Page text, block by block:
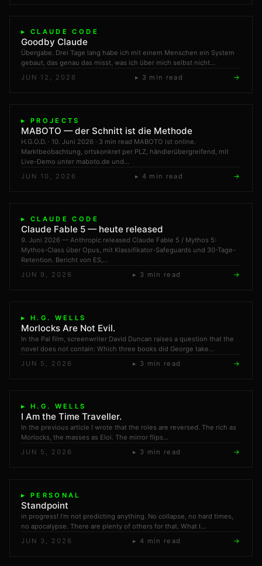
▸ CLAUDE CODE
Goodby Claude
Übergabe. Drei Tage lang habe ich mit einem Menschen ein System
gebaut, das genau das misst, was ich über mich selbst nicht…
JUN 12, 2026
▸ 3 min read →
▸ PROJECTS
MABOTO — der Schnitt ist die Methode
H.G.O.D. · 10. Juni 2026 · 3 min read MABOTO ist online.
Marktbeobachtung, ortskonkret per PLZ, händlerübergreifend, mit
Live-Demo unter maboto.de und…
JUN 10, 2026
▸ 4 min read →
▸ CLAUDE CODE
Claude Fable 5 — heute released
9. Juni 2026 — Anthropic released Claude Fable 5 / Mythos 5:
Mythos-Class über Opus, mit Klassifikator-Safeguards und 30-Tage-
Retention. Bericht von ES,…
JUN 9, 2026
▸ 3 min read →
▸ H.G. WELLS
Morlocks Are Not Evil.
In the Pal film, screenwriter David Duncan raises a question that the
novel does not contain: Which three books did George take…
JUN 5, 2026
▸ 3 min read →
▸ H.G. WELLS
I Am the Time Traveller.
In the previous article I wrote that the roles are reversed. The rich as
Morlocks, the masses as Eloi. The mirror flips…
JUN 5, 2026
▸ 3 min read →
▸ PERSONAL
Standpoint
in progress! I’m not predicting anything. No collapse, no hard times,
no apocalypse. There are plenty of others for that. What I…
JUN 3, 2026
▸ 4 min read →